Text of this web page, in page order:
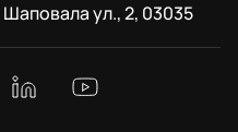
ул., 2, 03035